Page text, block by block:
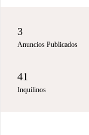
3
Anuncios Publicados
41
Inquilinos